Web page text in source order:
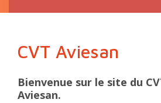
CVT Aviesan
Bienvenue sur le site du
Aviesan.